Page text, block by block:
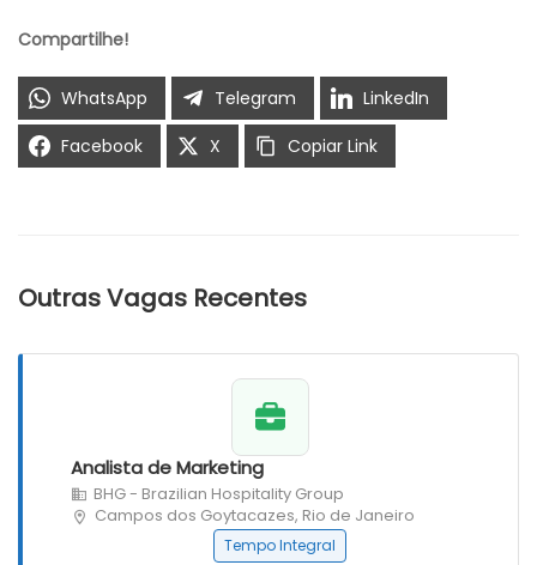
Compartilhe!
WhatsApp Telegram
LinkedIn
Facebook
X Copiar Link
Outras Vagas Recentes
Analista de Marketing
BHG - Brazilian Hospitality Group
Campos dos Goytacazes, Rio de Janeiro
Tempo Integral